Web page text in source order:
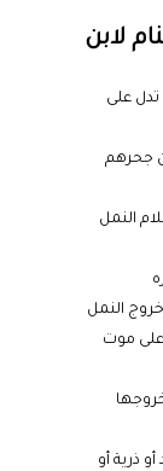
لابن
تدل على
جحرهم
النمل
النمل
على موت
ذرية أو